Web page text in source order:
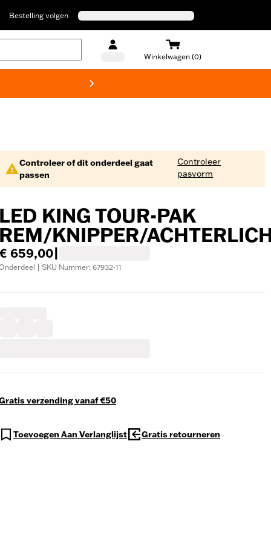
Bestelling volgen
Winkelwagen (0)
Controleer of dit onderdeel gaat
passen
Controleer
pasvorm
KING TOUR-PAK
KNIPPER/
659,00
| SKU Nummer: 67932-11
verzending vanaf €50
Toevoegen Aan Verlanglijst Gratis retourneren